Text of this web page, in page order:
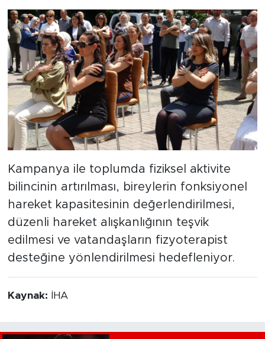
Kampanya ile toplumda fiziksel aktivite
bilincinin artırılması, bireylerin fonksiyonel
hareket kapasitesinin değerlendirilmesi,
düzenli hareket alışkanlığının teşvik
edilmesi ve vatandaşların fizyoterapist
desteğine yönlendirilmesi hedefleniyor.
Kaynak: İHA